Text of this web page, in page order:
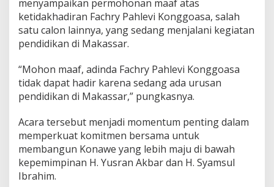
menyampaikan permohonan maaf atas
ketidakhadiran Fachry Pahlevi Konggoasa, salah
satu calon lainnya, yang sedang menjalani kegiatan
pendidikan di Makassar.
“Mohon maaf, adinda Fachry Pahlevi Konggoasa
tidak dapat hadir karena sedang ada urusan
pendidikan di Makassar,” pungkasnya.
Acara tersebut menjadi momentum penting dalam
memperkuat komitmen bersama untuk
membangun Konawe yang lebih maju di bawah
kepemimpinan H. Yusran Akbar dan H. Syamsul
Ibrahim.